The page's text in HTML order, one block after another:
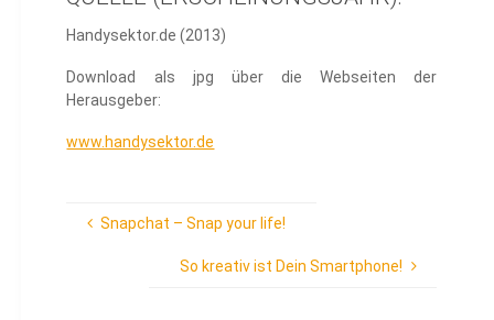
Handysektor.de (2013)
Download als jpg über die Webseiten der
Herausgeber:
www.handysektor.de
Snapchat – Snap your life!
So kreativ ist Dein Smartphone!